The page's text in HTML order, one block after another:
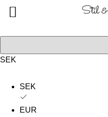
SEK
SEK
EUR
Alla produkter
Om oss